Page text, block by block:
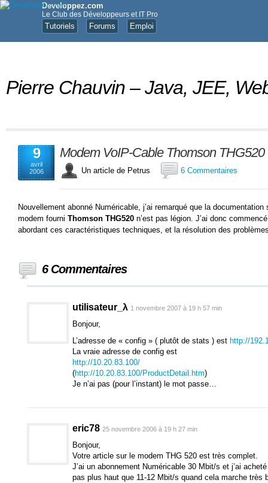
Developpez.com
Le Club des Développeurs et IT Pro
Tutoriels Forums Emploi
Pierre Chauvin – Java, JEE,
9
avril
2006
Modem VoIP-Cable Thomson THG520
Un article de Petrus 6 Commentaires
Nouvellement abonné Numéricable, j’ai remarqué que la
modem fourni Thomson THG520 n’est pas légion. J’ai donc
abordant ces caractéristiques techniques, et la résolution des
6 Commentaires
utilisateur_λ 1 novembre 2007 à 19 h 57 min
Bonjour,
L’adresse de « config » ( plutôt de stats ) est http://
La vraie adresse de config est
http://10.20.83.100/
(http://10.20.83.100/ProductDetail.htm)
Je n’ai pas (pour l’instant) le mot passe…
eric78 25 novembre 2006 à 19 h 27 min
Bonjour,
Votre article sur le modem THG 520 est très complet.
J’ai un abonnement Numéricable 30 Mbit/s et j’ai
pas plus haut que 11-12 Mbit/s quand cela marche très